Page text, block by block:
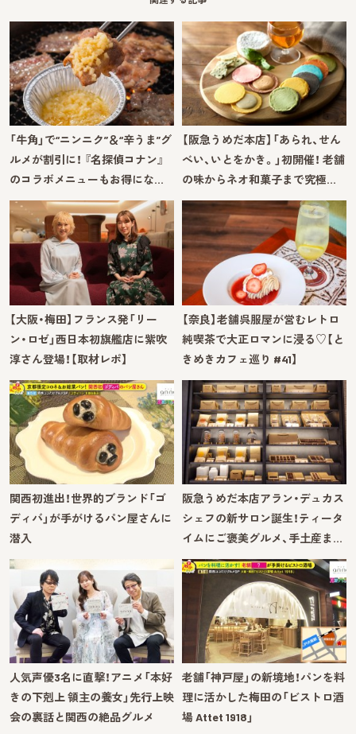
「牛角」で“ニンニク”＆“辛うま”グ
ルメが割引に！ 『名探偵コナン』
のコラボメニューもお得にな…
【阪急うめだ本店】「あられ、せん
べい、いとをかき。」初開催！ 老舗
の味からネオ和菓子まで究極…
【大阪・梅田】フランス発「リー
ン・ロゼ」西日本初旗艦店に紫吹
淳さん登場！【取材レポ】
【奈良】老舗呉服屋が営むレトロ
純喫茶で大正ロマンに浸る♡【と
きめきカフェ巡り #41】
関西初進出！世界的ブランド「ゴ
ディバ」が手がけるパン屋さんに
潜入
阪急うめだ本店アラン・デュカス
シェフの新サロン誕生！ティータ
イムにご褒美グルメ、手土産ま…
人気声優3名に直撃！アニメ「本好
きの下剋上 領主の養女」先行上映
会の裏話と関西の絶品グルメ
老舗「神戸屋」の新境地！パンを料
理に活かした梅田の「ビストロ酒
場 Attet 1918」